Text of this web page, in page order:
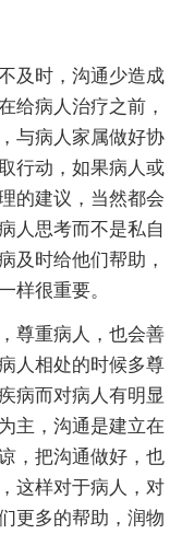
及时，沟通少造成
给病人治疗之前，
与病人家属做好协
行动，如果病人或
的建议，当然都会
人思考而不是私自
及时给他们帮助，
样很重要。
尊重病人，也会善
人相处的时候多尊
病而对病人有明显
主，沟通是建立在
，把沟通做好，也
这样对于病人，对
更多的帮助，润物